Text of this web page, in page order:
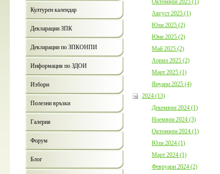
Културен календар
Декларации ЗПК
Декларации по ЗПКОНПИ
Информация по ЗДОИ
Избори
Полезни връзки
Галерия
Форум
Блог
Август 2025 (1)
Юли 2025 (2)
Юни 2025 (2)
Май 2025 (2)
Април 2025 (2)
Март 2025 (1)
Януари 2025 (4)
2024 (13)
Декември 2024 (1)
Ноември 2024 (3)
Октомври 2024 (1)
Юли 2024 (1)
Март 2024 (1)
Февруари 2024 (2)